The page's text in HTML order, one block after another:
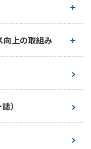
向上の取組み
向上の取組み
）